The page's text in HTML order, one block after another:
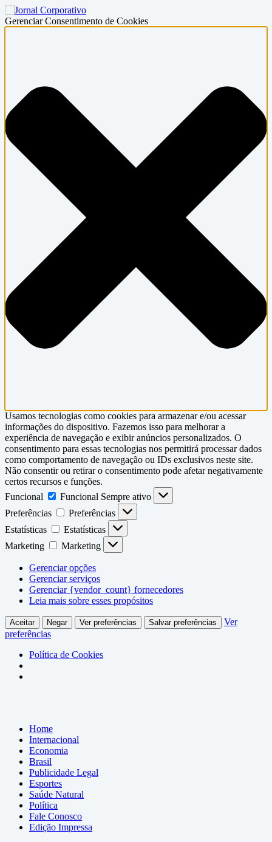
Gerenciar Consentimento de Cookies
Usamos tecnologias como cookies para armazenar e/ou acessar
informações do dispositivo. Fazemos isso para melhorar a
experiência de navegação e exibir anúncios personalizados. O
consentimento para essas tecnologias nos permitirá processar dados
como comportamento de navegação ou IDs exclusivos neste site.
Não consentir ou retirar o consentimento pode afetar negativamente
certos recursos e funções.
Funcional
Funcional Sempre ativo
Preferências
Preferências
Estatísticas
Estatísticas
Marketing
Marketing
Gerenciar opções
Gerenciar serviços
Gerenciar {vendor_count} fornecedores
Leia mais sobre esses propósitos
Aceitar Negar Ver preferências Salvar preferências
Ver
preferências
Política de Cookies
Home
Internacional
Economia
Brasil
Publicidade Legal
Esportes
Saúde Natural
Política
Fale Conosco
Edição Impressa